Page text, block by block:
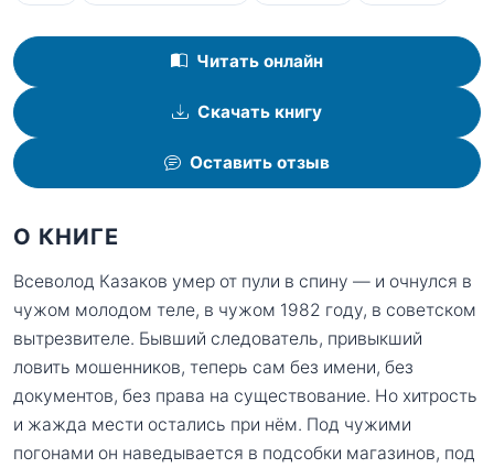
Читать онлайн
Скачать книгу
Оставить отзыв
О КНИГЕ
Всеволод Казаков умер от пули в спину — и очнулся в
чужом молодом теле, в чужом 1982 году, в советском
вытрезвителе. Бывший следователь, привыкший
ловить мошенников, теперь сам без имени, без
документов, без права на существование. Но хитрость
и жажда мести остались при нём. Под чужими
погонами он наведывается в подсобки магазинов, под